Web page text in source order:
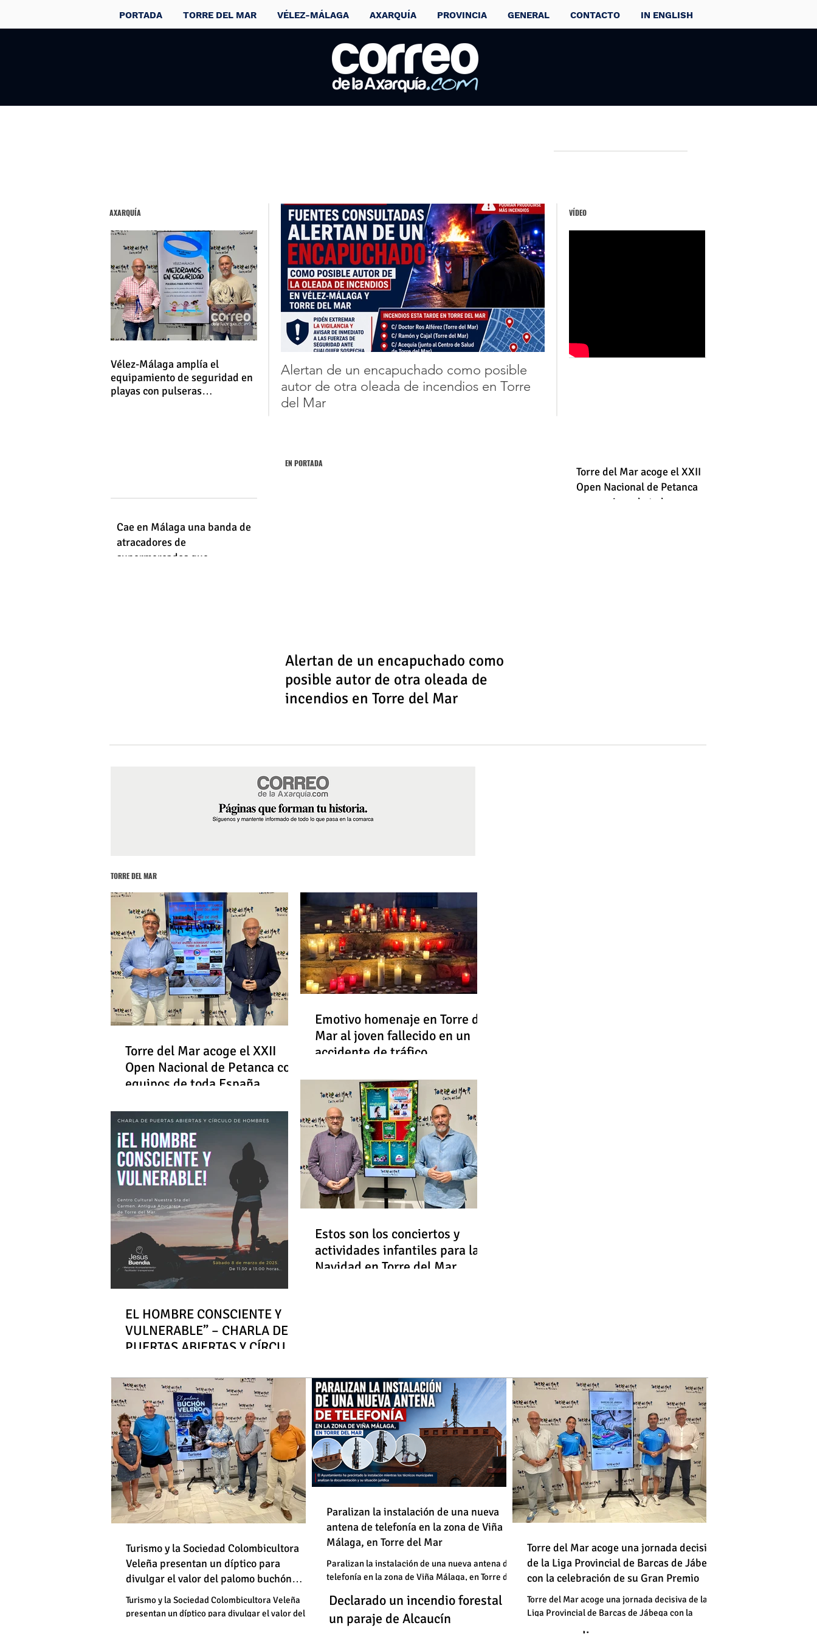
PORTADA TORRE DEL MAR VÉLEZ-MÁLAGA AXARQUÍA PROVINCIA GENERAL CONTACTO IN ENGLISH
Vélez-Málaga
pone en marcha
talleres de
formación para
cuidadores de
personas
dependientes
6 7 8 9
VÍDEO
AXARQUÍA
Vélez-Málaga amplía el
equipamiento de seguridad en
playas con pulseras
Encabezado 2
Alertan de un encapuchado como posible
autor de otra oleada de incendios en Torre
del Mar
Cae en Málaga una banda de
atracadores de
supermercados que
EN PORTADA
Alertan de un encapuchado como
posible autor de otra oleada de
incendios en Torre del Mar
Torre del Mar acoge el XXII
Open Nacional de Petanca
con equipos de toda
TORRE DEL MAR
Torre del Mar acoge el XXII
Open Nacional de Petanca con
equipos de toda España
Emotivo homenaje en Torre del
Mar al joven fallecido en un
accidente de tráfico
EL HOMBRE CONSCIENTE Y
VULNERABLE” – CHARLA DE
PUERTAS ABIERTAS Y CÍRCULO
Estos son los conciertos y
actividades infantiles para la
Navidad en Torre del Mar
Destapan una "falsedad" de
Torrox sí se paga tasa de basura"
Declarado un incendio forestal en
un paraje de Alcaucín
Un vehículo en llamas atraviesa
una vía en Torre del Mar junto a
una gasolinera
Destapan una "falsedad" de
Óscar Medina y José Pino: "En
Torrox sí se paga tasa de basura"
Declarado un incendio forestal en
un paraje de Alcaucín
Un vehículo en llamas atraviesa
una vía en Torre del Mar junto a
Turismo y la Sociedad Colombicultora
Veleña presentan un díptico para
divulgar el valor del palomo buchón
veleño
Turismo y la Sociedad Colombicultora Veleña
presentan un díptico para divulgar el valor del
Paralizan la instalación de una nueva
antena de telefonía en la zona de Viña
Málaga, en Torre del Mar
Paralizan la instalación de una nueva antena de
telefonía en la zona de Viña Málaga, en Torre del
Torre del Mar acoge una jornada decisiva
de la Liga Provincial de Barcas de Jábega
con la celebración de su Gran Premio
Torre del Mar acoge una jornada decisiva de la
Liga Provincial de Barcas de Jábega con la